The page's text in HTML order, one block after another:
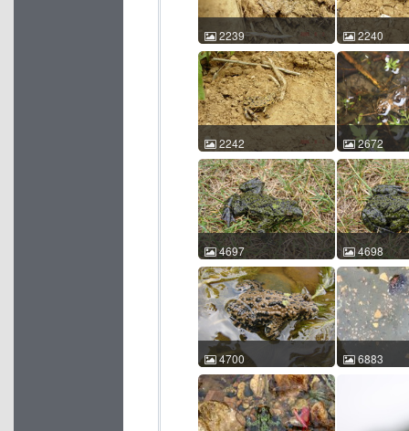
2239
东方铃蟾 Bombina
orientalis 郑渝池 2005-06-
02 11:29:39 中国山东 ACM
id:2239
2240
东方铃蟾
orientalis 郑
02 11:17:57
id:2240
2242
东方铃蟾 Bombina
orientalis 郑渝池 2005-06-
02 11:19:01 中国山东 ACM
id:2242
2672
东方铃蟾
orientalis 杨
28 13:17:03
id:2672
4697
东方铃蟾 Bombina
orientalis 车静 2007-06-09
12:18:05 中国北京 ACM
id:4697
4698
东方铃蟾
orientalis 车
12:18:13 中
id:4698
4700
东方铃蟾 Bombina
orientalis 车静 2007-06-09
12:33:11 中国北京 ACM
id:4700
6883